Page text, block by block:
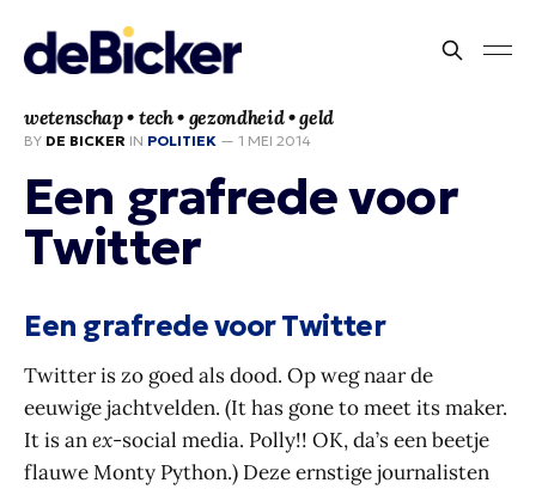
wetenschap • tech • gezondheid • geld
BY DE BICKER IN POLITIEK — 1 MEI 2014
Een grafrede voor
Twitter
Een grafrede voor Twitter
Twitter is zo goed als dood. Op weg naar de
eeuwige jachtvelden. (It has gone to meet its maker.
It is anex-social media. Polly!! OK, da’s een beetje
flauwe Monty Python.) Deze ernstige journalisten